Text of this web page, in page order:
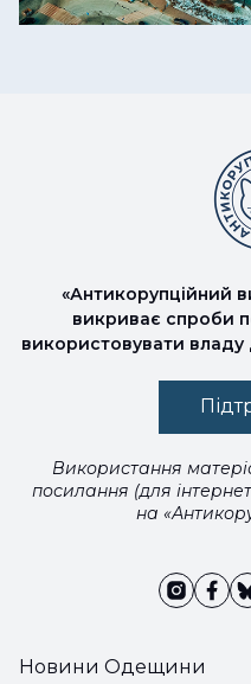
Новини Одещини
«Антикорупційний
викриває спроби
використовувати
Використання
посилання (для
на